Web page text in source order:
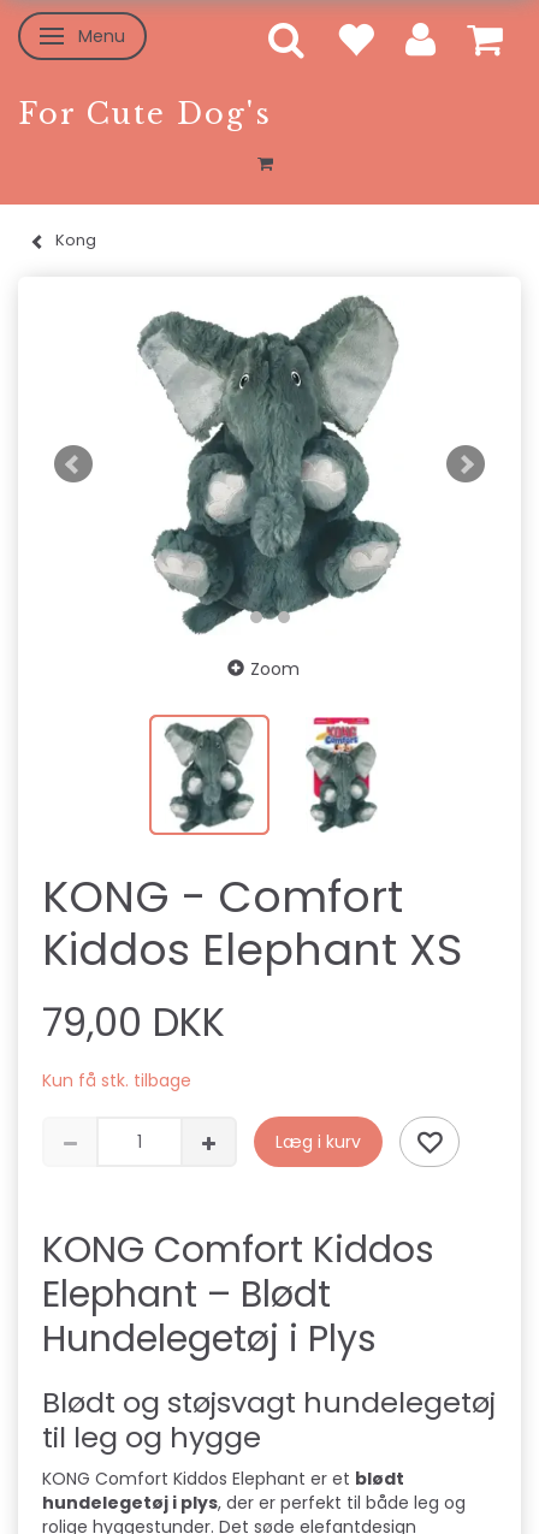
Skifte navigation
Menu
For Cute Dog's
Kong
Zoom
KONG - Comfort
Kiddos Elephant XS
79,00 DKK
Kun få stk. tilbage
Læg i kurv
KONG Comfort Kiddos
Elephant – Blødt
Hundelegetøj i Plys
Blødt og støjsvagt hundelegetøj
til leg og hygge
KONG Comfort Kiddos Elephant er et blødt
hundelegetøj i plys, der er perfekt til både leg og
rolige hyggestunder. Det søde elefantdesign